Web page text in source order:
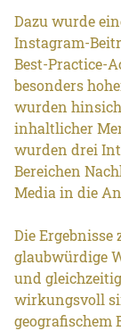
Dazu wurde
Instagram-
Best-Practice-
besonders
wurden
inhaltlicher
wurden drei
Bereichen
Media in die
Die Ergebnisse
glaubwürdige
und
wirkungsvoll
geografischem